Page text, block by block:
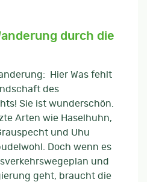
durch die
Hier Was fehlt
des
Sie ist wunderschön.
Arten wie Haselhuhn,
und Uhu
Doch wenn es
und
geht, braucht die